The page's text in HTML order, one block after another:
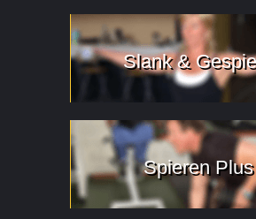
Slank &
Spieren Plus